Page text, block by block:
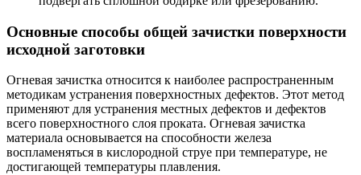
Основные способы общей зачистки поверхности
исходной заготовки
Огневая зачистка относится к наиболее распространенным
методикам устранения поверхностных дефектов. Этот метод
применяют для устранения местных дефектов и дефектов
всего поверхностного слоя проката. Огневая зачистка
материала основывается на способности железа
воспламеняться в кислородной струе при температуре, не
достигающей температуры плавления.